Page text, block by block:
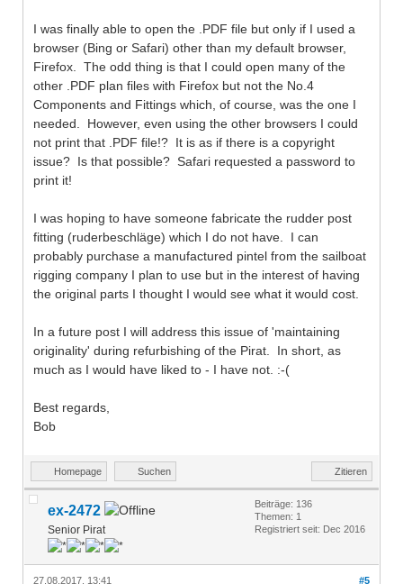
I was finally able to open the .PDF file but only if I used a
browser (Bing or Safari) other than my default browser,
Firefox. The odd thing is that I could open many of the
other .PDF plan files with Firefox but not the No.4
Components and Fittings which, of course, was the one I
needed. However, even using the other browsers I could
not print that .PDF file!? It is as if there is a copyright
issue? Is that possible? Safari requested a password to
print it!
I was hoping to have someone fabricate the rudder post
fitting (ruderbeschläge) which I do not have. I can
probably purchase a manufactured pintel from the sailboat
rigging company I plan to use but in the interest of having
the original parts I thought I would see what it would cost.
In a future post I will address this issue of 'maintaining
originality' during refurbishing of the Pirat. In short, as
much as I would have liked to - I have not. :-(
Best regards,
Bob
Homepage Suchen Zitieren
ex-2472
Senior Pirat
Beiträge: 136
Themen: 1
Registriert seit: Dec 2016
#5
27.08.2017, 13:41